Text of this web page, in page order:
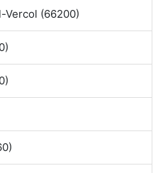
Vercol (66200)